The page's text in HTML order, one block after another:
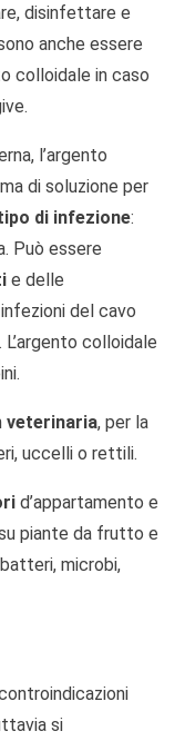
disinfettare e
anche essere
colloidale in caso
l’argento
di soluzione per
di infezione:
Può essere
e delle
del cavo
. L’argento colloidale
veterinaria, per la
uccelli o rettili.
d’appartamento e
piante da frutto e
microbi,
si